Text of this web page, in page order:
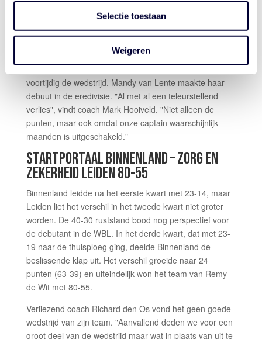
Selectie toestaan
Weigeren
topscorer bij de Suns met 13 punten en Lotte Toornstra
had met 10 punten en 10 rebounds een double-double.
Bij United verstapte captain Asa Kantebeen zich in het
tweede kwart bij een aanvallende actie en verliet
voortijdig de wedstrijd. Mandy van Lente maakte haar
debuut in de eredivisie. "Al met al een teleurstellend
verlies", vindt coach Mark Hooiveld. "Niet alleen de
punten, maar ook omdat onze captain waarschijnlijk
maanden is uitgeschakeld."
STARTPORTAAL BINNENLAND – ZORG EN
ZEKERHEID LEIDEN 80-55
Binnenland leidde na het eerste kwart met 23-14, maar
Leiden liet het verschil in het tweede kwart niet groter
worden. De 40-30 ruststand bood nog perspectief voor
de debutant in de WBL. In het derde kwart, dat met 23-
19 naar de thuisploeg ging, deelde Binnenland de
beslissende klap uit. Het verschil groeide naar 24
punten (63-39) en uiteindelijk won het team van Remy
de Wit met 80-55.
Verliezend coach Richard den Os vond het geen goede
wedstrijd van zijn team. "Aanvallend deden we voor een
groot deel van de wedstrijd maar wat in plaats van uit te